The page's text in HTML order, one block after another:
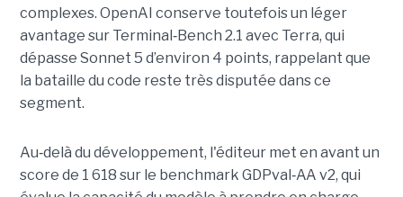
complexes. OpenAI conserve toutefois un léger
avantage sur Terminal‑Bench 2.1 avec Terra, qui
dépasse Sonnet 5 d’environ 4 points, rappelant que
la bataille du code reste très disputée dans ce
segment.
Au‑delà du développement, l'éditeur met en avant un
score de 1 618 sur le benchmark GDPval‑AA v2, qui